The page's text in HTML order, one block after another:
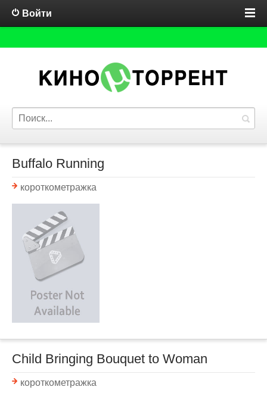
Войти
Buffalo Running
короткометражка
Child Bringing Bouquet to Woman
короткометражка